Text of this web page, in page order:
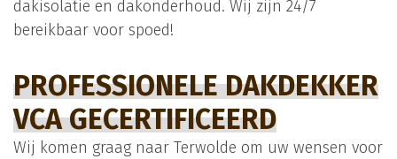
dakisolatie en dakonderhoud. Wij zijn 24/7
bereikbaar voor spoed!
PROFESSIONELE DAKDEKKER
VCA GECERTIFICEERD
Wij komen graag naar Terwolde om uw wensen voor